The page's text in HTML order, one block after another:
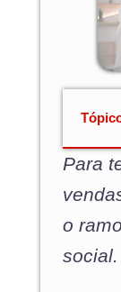
Para
o
social.